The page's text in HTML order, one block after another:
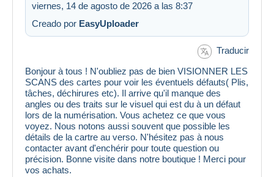
viernes, 14 de agosto de 2026 a las 8:37
Creado por EasyUploader
Traducir
Bonjour à tous ! N'oubliez pas de bien VISIONNER LES
SCANS des cartes pour voir les éventuels défauts( Plis,
tâches, déchirures etc). Il arrive qu'il manque des
angles ou des traits sur le visuel qui est du à un défaut
lors de la numérisation. Vous achetez ce que vous
voyez. Nous notons aussi souvent que possible les
détails de la cartre au verso. N'hésitez pas à nous
contacter avant d'enchérir pour toute question ou
précision. Bonne visite dans notre boutique ! Merci pour
vos achats.